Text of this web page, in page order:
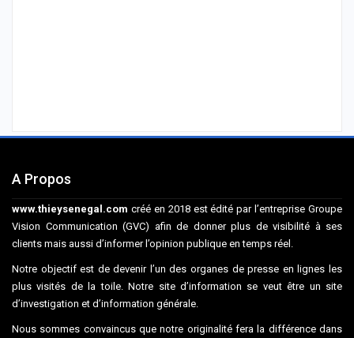
A Propos
www.thieysenegal.com créé en 2018 est édité par l’entreprise Groupe
Vision Communication (GVC) afin de donner plus de visibilité à ses
clients mais aussi d’informer l’opinion publique en temps réel.
Notre objectif est de devenir l’un des organes de presse en lignes les
plus visités de la toile. Notre site d’information se veut être un site
d’investigation et d’information générale.
Nous sommes convaincus que notre originalité fera la différence dans